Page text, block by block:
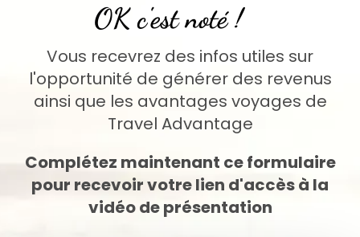
OK c'est noté !
Vous recevrez des infos utiles sur
l'opportunité de générer des revenus
ainsi que les avantages voyages de
Travel Advantage
Complétez maintenant ce formulaire
pour recevoir votre lien d'accès à la
vidéo de présentation